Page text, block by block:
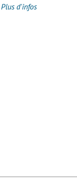
Plus d'infos